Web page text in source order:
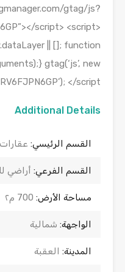
gtag/js?
script> <script>
|| []; function
gtag(‘js’, new
</script>
Additional Details
القسم الرئيسي: عقارات
القسم الفرعي: أراضي
مساحة الأرض: 700 م٢
الواجهة: شمالية
المدينة: العقبة